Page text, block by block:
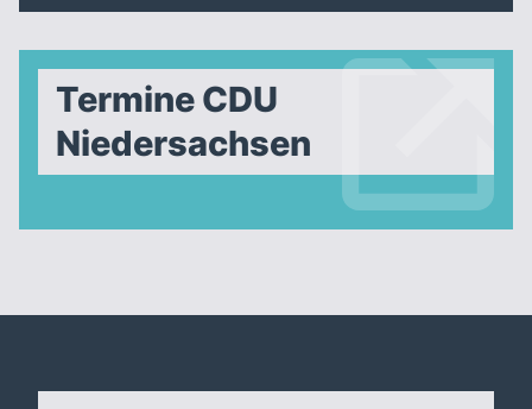
Termine CDU
Niedersachsen